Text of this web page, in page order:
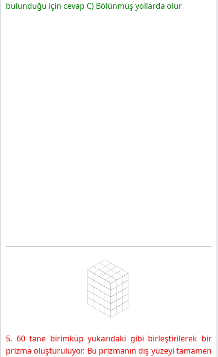
bulunduğu için cevap C) Bölünmüş yollarda olur
5. 60 tane birimküp yukarıdaki gibi birleştirilerek bir
prizma oluşturuluyor. Bu prizmanın dış yüzeyi tamamen